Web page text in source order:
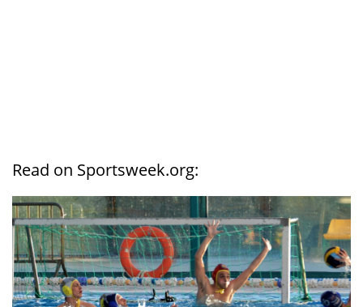
Read on Sportsweek.org: